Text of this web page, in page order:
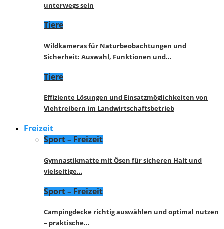
unterwegs sein
Tiere
Wildkameras für Naturbeobachtungen und
Sicherheit: Auswahl, Funktionen und…
Tiere
Effiziente Lösungen und Einsatzmöglichkeiten von
Viehtreibern im Landwirtschaftsbetrieb
Freizeit
Sport – Freizeit
Gymnastikmatte mit Ösen für sicheren Halt und
vielseitige…
Sport – Freizeit
Campingdecke richtig auswählen und optimal nutzen
– praktische…